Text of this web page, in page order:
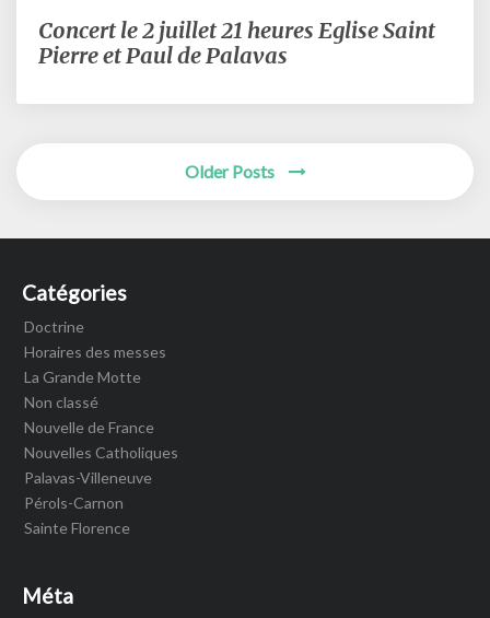
Concert
le
juillet
heures
Saint
et
de
Palavas
Concert le 2 juillet 21 heures Eglise Saint
Pierre et Paul de Palavas
Posts
navigation
Older Posts
Catégories
Doctrine
Horaires des messes
La Grande Motte
Non classé
Nouvelle de France
Nouvelles Catholiques
Palavas-Villeneuve
Pérols-Carnon
Sainte Florence
Méta